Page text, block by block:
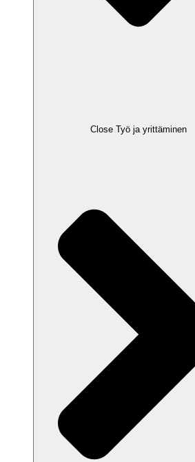
Close Työ ja yrittäminen